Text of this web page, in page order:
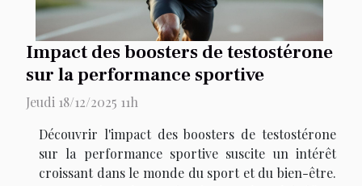
Impact des boosters de testostérone
sur la performance sportive
Jeudi 18/12/2025 11h
Découvrir l'impact des boosters de testostérone
sur la performance sportive suscite un intérêt
croissant dans le monde du sport et du bien-être.